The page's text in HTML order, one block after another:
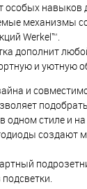
особых навыков
механизмы
Werkel™.
дополнит
и уютную
и
одном стиле и
создают